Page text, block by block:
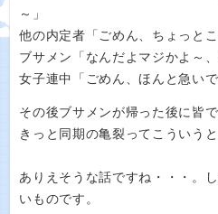
～」
他の内定者「ごめん、ちょっと
ブサメン「なんだよマジかよ～
女子連中「ごめん、ほんと急いで
その後ブサメンが帰った後に皆
きっと同期の亀裂ってこういう
ありえそうな話ですね・・・。
いものです。